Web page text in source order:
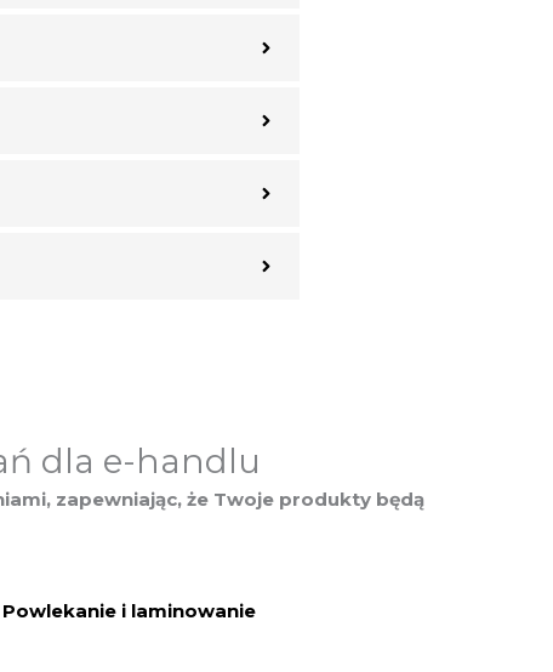
dla e-handlu
zapewniając, że Twoje produkty będą
Powlekanie i laminowanie